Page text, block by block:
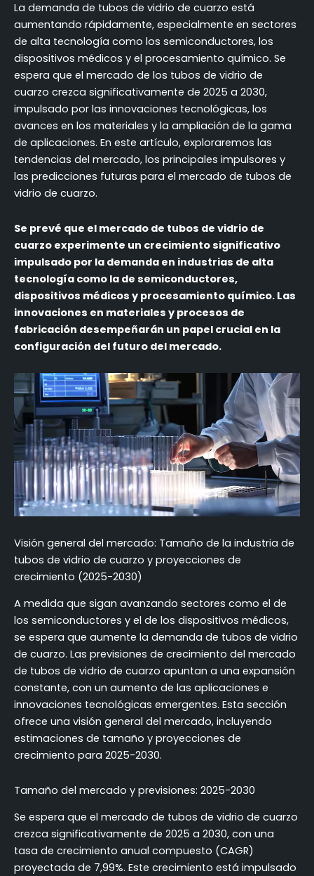
regional y demanda del mercado
Panorama competitivo: Principales actores y
estrategias de mercado
Desafíos a los que se enfrenta el mercado de
tubos de vidrio de cuarzo y soluciones
emergentes
Predicciones del mercado futuro: Oportunidades y
riesgos (2025-2030)
Cómo elegir el proveedor de tubos de vidrio de
cuarzo adecuado para su empresa
Conclusión
La demanda de tubos de vidrio de cuarzo está
aumentando rápidamente, especialmente en sectores
de alta tecnología como los semiconductores, los
dispositivos médicos y el procesamiento químico. Se
espera que el mercado de los tubos de vidrio de
cuarzo crezca significativamente de 2025 a 2030,
impulsado por las innovaciones tecnológicas, los
avances en los materiales y la ampliación de la gama
de aplicaciones. En este artículo, exploraremos las
tendencias del mercado, los principales impulsores y
las predicciones futuras para el mercado de tubos de
vidrio de cuarzo.
Se prevé que el mercado de tubos de vidrio de
cuarzo experimente un crecimiento significativo
impulsado por la demanda en industrias de alta
tecnología como la de semiconductores,
dispositivos médicos y procesamiento químico. Las
innovaciones en materiales y procesos de
fabricación desempeñarán un papel crucial en la
configuración del futuro del mercado.
Visión general del mercado: Tamaño de la industria de
tubos de vidrio de cuarzo y proyecciones de
crecimiento (2025-2030)
A medida que sigan avanzando sectores como el de
los semiconductores y el de los dispositivos médicos,
se espera que aumente la demanda de tubos de vidrio
de cuarzo. Las previsiones de crecimiento del mercado
de tubos de vidrio de cuarzo apuntan a una expansión
constante, con un aumento de las aplicaciones e
innovaciones tecnológicas emergentes. Esta sección
ofrece una visión general del mercado, incluyendo
estimaciones de tamaño y proyecciones de
crecimiento para 2025-2030.
Tamaño del mercado y previsiones: 2025-2030
Se espera que el mercado de tubos de vidrio de cuarzo
crezca significativamente de 2025 a 2030, con una
tasa de crecimiento anual compuesto (CAGR)
proyectada de 7,99%. Este crecimiento está impulsado